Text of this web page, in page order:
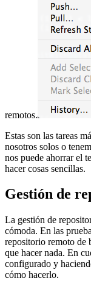
remotos.
Estas son las tareas
nosotros solos o
nos puede ahorrar el
hacer cosas sencillas.
Gestión de
La gestión de
cómoda. En las
repositorio remoto de
que hacer nada. En
configurado y
cómo hacerlo.